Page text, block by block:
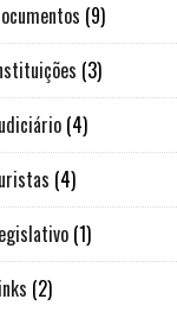
(9)
(3)
(4)
(4)
(1)
(2)